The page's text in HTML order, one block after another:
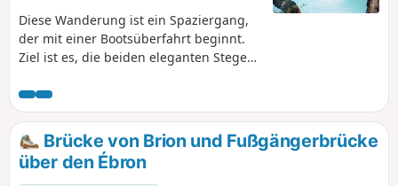
Diese Wanderung ist ein Spaziergang,
der mit einer Bootsüberfahrt beginnt.
Ziel ist es, die beiden eleganten Stege
überquert den Drac. Der zweite Steg
überquert den Ebron. Die Strecke ist
recht gut ausgeschildert.
Brücke von Brion und Fußgängerbrücke
über den Ébron